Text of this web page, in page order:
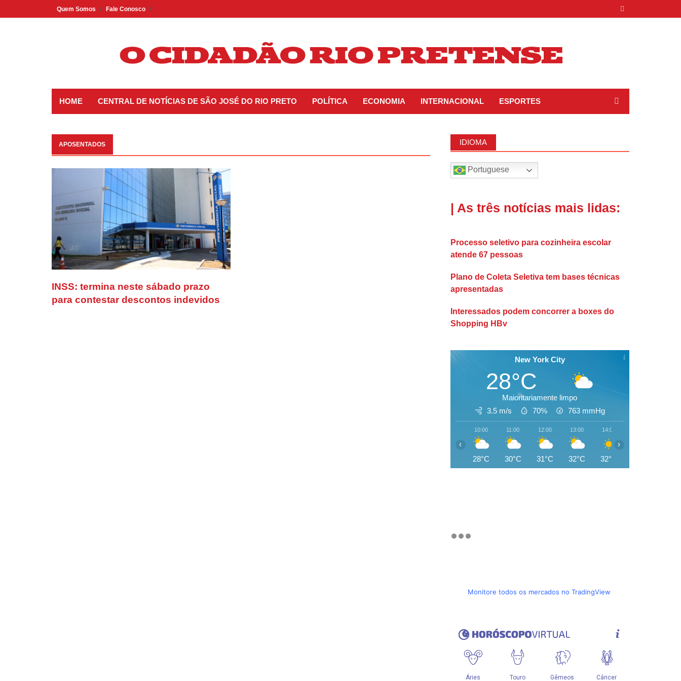
to
Quem Somos Fale Conosco
HOME CENTRAL DE NOTÍCIAS DE SÃO JOSÉ DO RIO PRETO POLÍTICA ECONOMIA INTERNACIONAL ESPORTES
APOSENTADOS
INSS: termina neste sábado prazo
para contestar descontos indevidos
IDIOMA
Portuguese
| As três notícias mais lidas:
Processo seletivo para cozinheira escolar
atende 67 pessoas
Plano de Coleta Seletiva tem bases técnicas
apresentadas
Interessados podem concorrer a boxes do
Shopping HBv
New York City
28°C
Maioritariamente limpo
3.5 m/s
70% 763 mmHg
10:00
28°C
11:00
30°C
12:00
31°C
13:00
32°C
14:00
32°C
‹ ›
Monitore todos os mercados no TradingView